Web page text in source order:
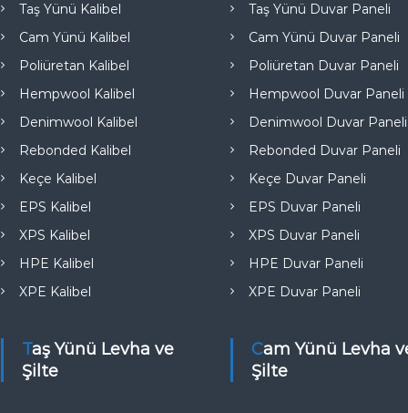
A
n
k
a
a
T
ü
k
Taş Yünü Kalibel
Cam Yünü Kalibel
Poliüretan Kalibel
Hempwool Kalibel
Denimwool Kalibel
Rebonded Kalibel
Keçe Kalibel
EPS Kalibel
XPS Kalibel
HPE Kalibel
XPE Kalibel
Taş Yünü Levha ve
Şilte
Taş Yünü Duvar Paneli
Cam Yünü Duvar Paneli
Poliüretan Duvar Paneli
Hempwool Duvar Paneli
Denimwool Duvar Paneli
Rebonded Duvar Paneli
Keçe Duvar Paneli
EPS Duvar Paneli
XPS Duvar Paneli
HPE Duvar Paneli
XPE Duvar Paneli
Cam Yünü Levha ve
Şilte